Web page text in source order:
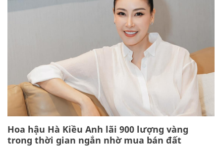
Hoa hậu Hà Kiều Anh lãi 900 lượng vàng
trong thời gian ngắn nhờ mua bán đất